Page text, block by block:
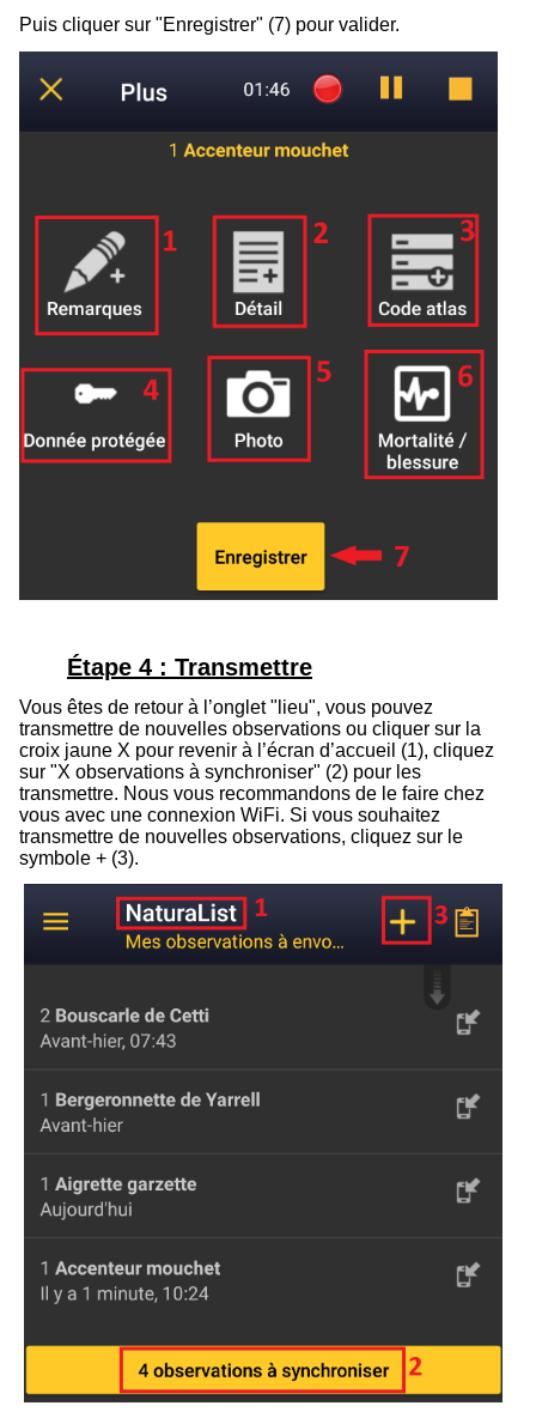
Puis cliquer sur "Enregistrer" (7) pour valider.
Étape 4 : Transmettre
Vous êtes de retour à l’onglet "lieu", vous pouvez
transmettre de nouvelles observations ou cliquer sur la
croix jaune X pour revenir à l’écran d’accueil (1), cliquez
sur "X observations à synchroniser" (2) pour les
transmettre. Nous vous recommandons de le faire chez
vous avec une connexion WiFi. Si vous souhaitez
transmettre de nouvelles observations, cliquez sur le
symbole + (3).